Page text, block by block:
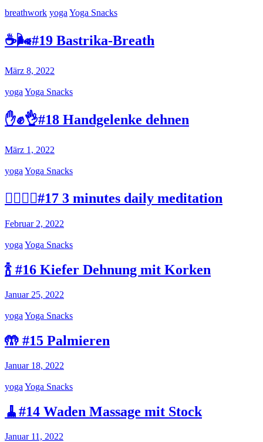
breathwork yoga Yoga Snacks
☕🌬️#19 Bastrika-Breath
März 8, 2022
yoga Yoga Snacks
✋✊👌#18 Handgelenke dehnen
März 1, 2022
yoga Yoga Snacks
🧘‍♂️🧘‍♀️#17 3 minutes daily meditation
Februar 2, 2022
yoga Yoga Snacks
🍾 #16 Kiefer Dehnung mit Korken
Januar 25, 2022
yoga Yoga Snacks
🤲 #15 Palmieren
Januar 18, 2022
yoga Yoga Snacks
🧹#14 Waden Massage mit Stock
Januar 11, 2022